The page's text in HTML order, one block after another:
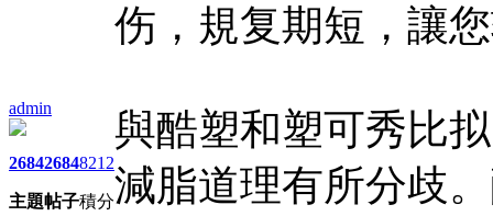
admin
2684
主題
2684
帖子
8212
積分
伤，規复期短，讓
與酷塑和塑可秀比
減脂道理有所分歧